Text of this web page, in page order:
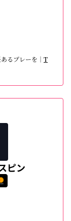
るプレーを｜ T
ピン